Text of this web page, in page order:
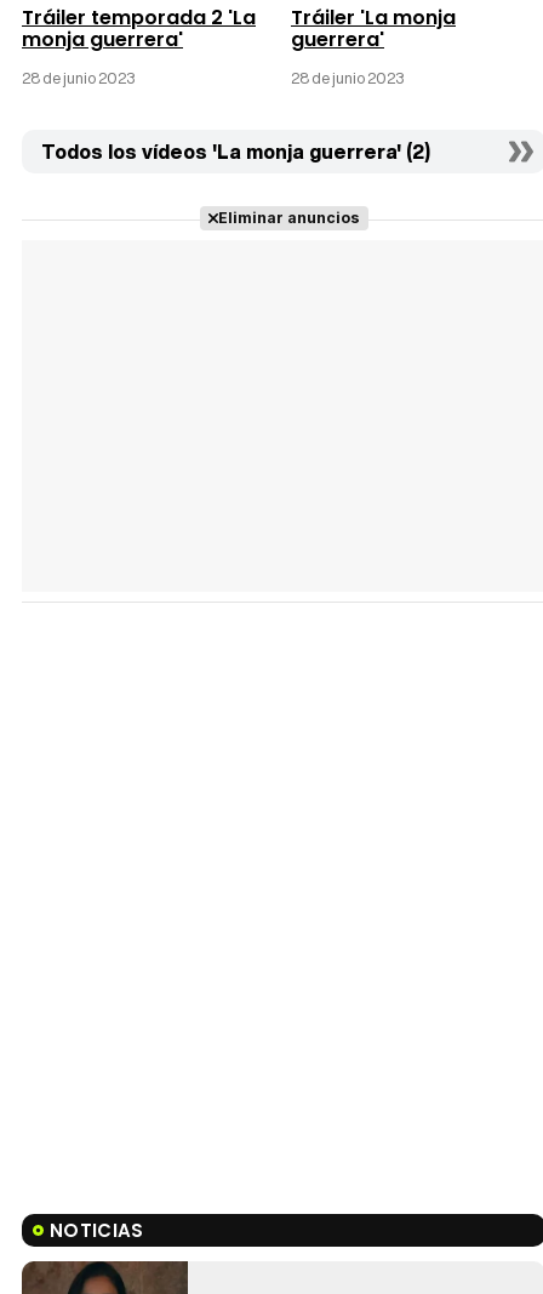
Tráiler temporada 2 'La
monja guerrera'
28 de junio 2023
Tráiler 'La monja
guerrera'
28 de junio 2023
Todos los vídeos 'La monja guerrera' (2)
Eliminar anuncios
NOTICIAS